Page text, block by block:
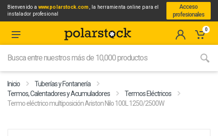
Bienvenido awww.polarstock.com, la herramienta online para el
instalador profesional
Acceso
profesionales
0
Inicio
Tuberías y Fontanería
Termos, Calentadores y Acumuladores
Termos Eléctricos
Termo eléctrico multiposición Ariston Nilo 100L 1250/2500W